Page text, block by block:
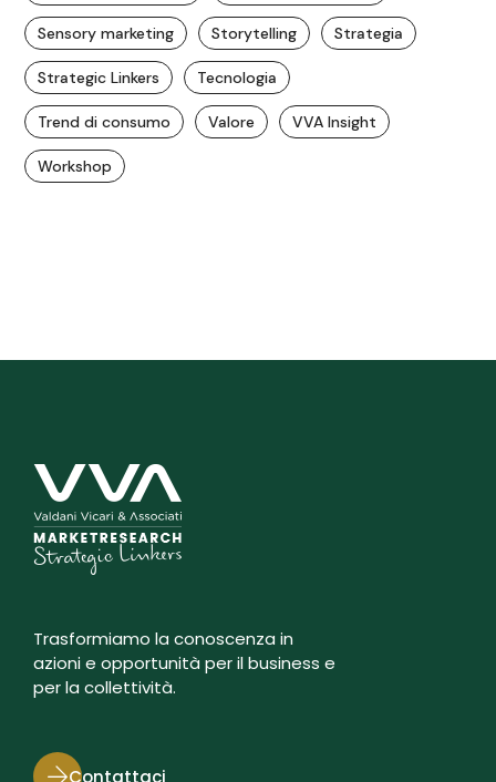
Sensory marketing Storytelling Strategia
Strategic Linkers Tecnologia
Trend di consumo Valore VVA Insight
Workshop
Trasformiamo la conoscenza in
azioni e opportunità per il business e
per la collettività.
Contattaci